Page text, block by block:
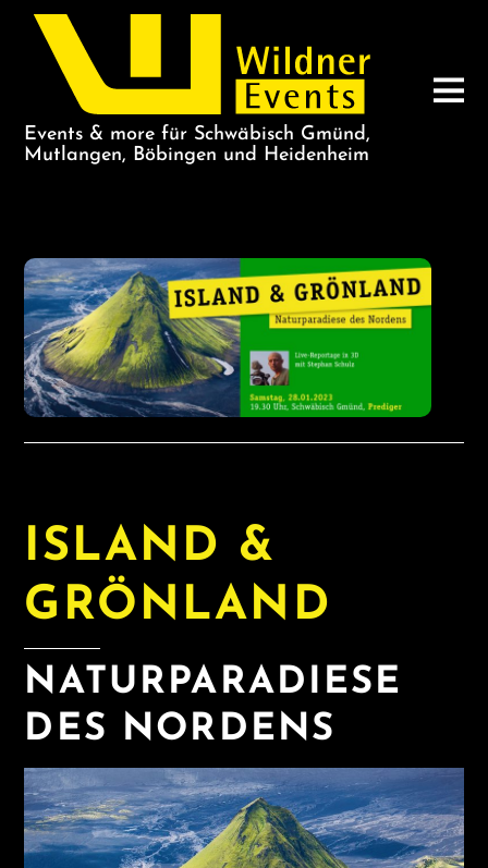
Events & more für Schwäbisch Gmünd,
Mutlangen, Böbingen und Heidenheim
ISLAND &
GRÖNLAND
NATURPARADIESE
DES NORDENS